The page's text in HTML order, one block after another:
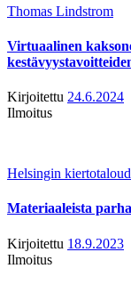
Thomas Lindstrom
Virtuaalinen
Kirjoitettu 24.6.2024
Ilmoitus
Helsingin
Materiaaleista
Kirjoitettu 18.9.2023
Ilmoitus